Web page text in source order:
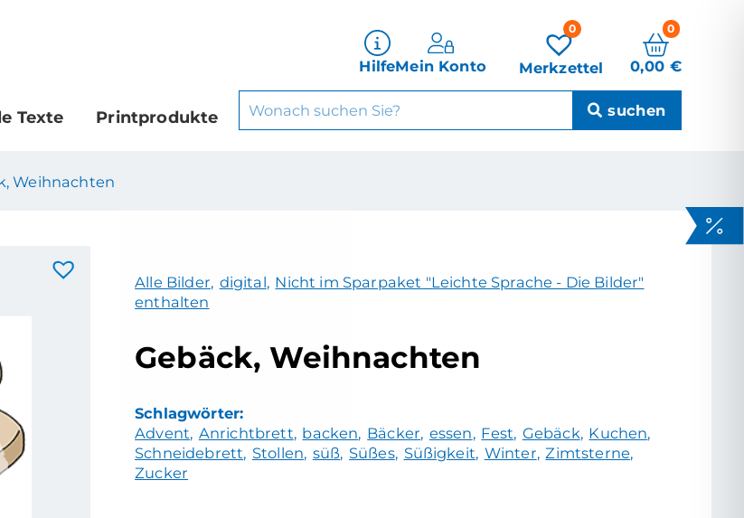
HilfeMein Konto Merkzettel
0
0,00 €
0
Texte Printprodukte
Weihnachten
Alle Bilder, digital, Nicht im Sparpaket "Leichte Sprache - Die Bilder"
enthalten
Gebäck, Weihnachten
Advent Anrichtbrett backen Bäcker essen Fest Gebäck Kuchen
Schneidebrett Stollen süß Süßes Süßigkeit Winter Zimtsterne
Zucker